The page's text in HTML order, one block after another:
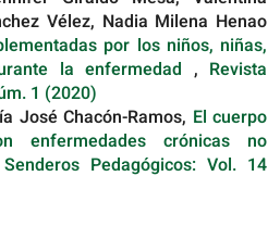
Vélez, Nadia Milena Henao
por los niños, niñas,
la enfermedad , Revista
1 (2020)
José Chacón-Ramos, El cuerpo
crónicas no
Pedagógicos: Vol. 14